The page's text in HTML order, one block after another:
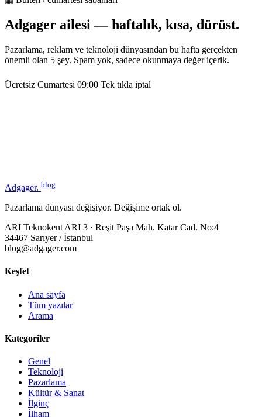
Adgager ailesi — haftalık, kısa, dürüst.
Pazarlama, reklam ve teknoloji dünyasından bu hafta gerçekten
önemli olan 5 şey. Spam yok, sadece okunmaya değer içerik.
Ücretsiz Cumartesi 09:00 Tek tıkla iptal
Adgager. blog
Pazarlama dünyası değişiyor. Değişime ortak ol.
ARI Teknokent ARI 3 · Reşit Paşa Mah. Katar Cad. No:4
34467 Sarıyer / İstanbul
blog@adgager.com
Keşfet
Ana sayfa
Tüm yazılar
Arama
Kategoriler
Genel
Teknoloji
Pazarlama
Kültür & Sanat
İlginç
İlham